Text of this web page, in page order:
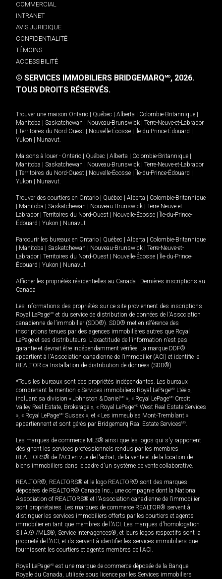
COMMERCIAL
INTRANET
AVIS JURIDIQUE
CONFIDENTIALITÉ
TÉMOINS
ACCESSIBILITÉ
© SERVICES IMMOBILIERS BRIDGEMARQMD, 2026.
TOUS DROITS RÉSERVÉS.
Trouver une maison Ontario | Québec | Alberta | Colombie-Britannique |
Manitoba | Saskatchewan | Nouveau-Brunswick | Terre-Neuve-et-Labrador
| Territoires du Nord-Ouest | Nouvelle-Écosse | Île-du-Prince-Édouard |
Yukon | Nunavut.
Maisons à louer - Ontario | Québec | Alberta | Colombie-Britannique |
Manitoba | Saskatchewan | Nouveau-Brunswick | Terre-Neuve-et-Labrador
| Territoires du Nord-Ouest | Nouvelle-Écosse | Île-du-Prince-Édouard |
Yukon | Nunavut.
Trouver des courtiers en Ontario | Québec | Alberta | Colombie-Britannique
| Manitoba | Saskatchewan | Nouveau-Brunswick | Terre-Neuve-et-
Labrador | Territoires du Nord-Ouest | Nouvelle-Écosse | Île-du-Prince-
Édouard | Yukon | Nunavut
Parcourir les bureaux en Ontario | Québec | Alberta | Colombie-Britannique
| Manitoba | Saskatchewan | Nouveau-Brunswick | Terre-Neuve-et-
Labrador | Territoires du Nord-Ouest | Nouvelle-Écosse | Île-du-Prince-
Édouard | Yukon | Nunavut
Afficher les propriétés résidentielles au Canada | Dernières inscriptions au
Canada
Les informations des propriétés sur ce site proviennent des inscriptions
Royal LePageMD et du service de distribution de données de l'Association
canadienne de l’immobilier (SDD®). SDD® met en référence des
inscriptions tenues par des agences immobilières autres que Royal
LePage et ses distributeurs. L'exactitude de l'information n'est pas
garantie et devrait être indépendamment vérifiée. La marque DDF®
appartient à l'Association canadienne de l’immobilier (ACI) et identifie le
REALTOR.ca Installation de distribution de données (SDD®).
*Tous les bureaux sont des propriétés indépendantes. Les bureaux
comprenant la mention « Services immobiliers Royal LePageMD Ltée »,
incluant sa division « Johnston & Daniel MD », « Royal LePageMD Credit
Valley Real Estate, Brokerage », « Royal LePageMD West Real Estate Services
», « Royal LePageMD Sussex », et « Les immeubles Mont-Tremblant »
appartiennent et sont gérés par Bridgemarq Real Estate ServicesMD.
Les marques de commerce MLS® ainsi que les logos qui s'y rapportent
désignent les services professionnels rendus par les membres
REALTORS® de l'ACI en vue de l'achat, de la vente et de la location de
biens immobiliers dans le cadre d'un système de vente collaborative.
REALTOR®, REALTORS® et le logo REALTOR® sont des marques
déposées de REALTOR® Canada Inc., une compagnie dont la National
Association of REALTORS® et l'Association canadienne de l’immobilier
sont propriétaires. Les marques de commerce REALTOR® servent à
distinguer les services immobiliers offerts par les courtiers et agents
immobilier en tant que membres de l'ACI. Les marques d'homologation
S.I.A.® /MLS®, Service inter-agences®, et leurs logos respectifs sont la
propriété de l'ACI, et ils servent à identifier les services immobiliers que
fournissent les courtiers et agents membres de l'ACI.
Royal LePageMD est une marque de commerce déposée de la Banque
Royale du Canada, utilisée sous licence par les Services immobiliers